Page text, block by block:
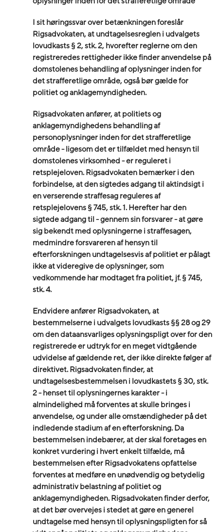
I sit høringssvar overbetænkningenforeslår
Rigsadvokaten, at undtagelsesreglen i udvalgets
lovudkasts § 2, stk. 2, hvorefter reglerne om den
registreredes rettigheder ikke finder anvendelse på
domstolenes behandling af oplysninger inden for
det strafferetlige område, også bør gælde for
politiet og anklagemyndigheden.
Rigsadvokaten anfører, at politiets og
anklagemyndighedens behandling af
personoplysninger inden for det strafferetlige
område - ligesom det er tilfældet med hensyn til
domstolenes virksomhed - er reguleret i
retsplejeloven. Rigsadvokaten bemærker i den
forbindelse, at den sigtedes adgang til aktindsigt i
en verserende straffesag reguleres af
retsplejelovens § 745, stk. 1. Herefter har den
sigtede adgang til - gennem sin forsvarer - at gøre
sig bekendt med oplysningerne i straffesagen,
medmindre forsvareren af hensyn til
efterforskningen undtagelsesvis af politiet er pålagt
ikke at videregive de oplysninger, som
vedkommende har modtaget fra politiet, jf. § 745,
stk. 4.
Endvidere anfører Rigsadvokaten, at
bestemmelserne i udvalgets lovudkasts §§ 28 og 29
om den dataansvarliges oplysningspligt over for den
registrerede er udtryk for en meget vidtgående
udvidelse af gældende ret, der ikke direkte følger af
direktivet. Rigsadvokaten finder, at
undtagelsesbestemmelsen i lovudkastets § 30, stk.
2 - henset til oplysningernes karakter - i
almindelighed må forventes at skulle bringes i
anvendelse, og under alle omstændigheder på det
indledende stadium af en efterforskning. Da
bestemmelsen indebærer, at der skal foretages en
konkret vurdering i hvert enkelt tilfælde, må
bestemmelsen efter Rigsadvokatens opfattelse
forventes at medføre en unødvendig og betydelig
administrativ belastning af politiet og
anklagemyndigheden. Rigsadvokaten finder derfor,
at det bør overvejes i stedet at gøre en generel
undtagelse med hensyn til oplysningspligten for så